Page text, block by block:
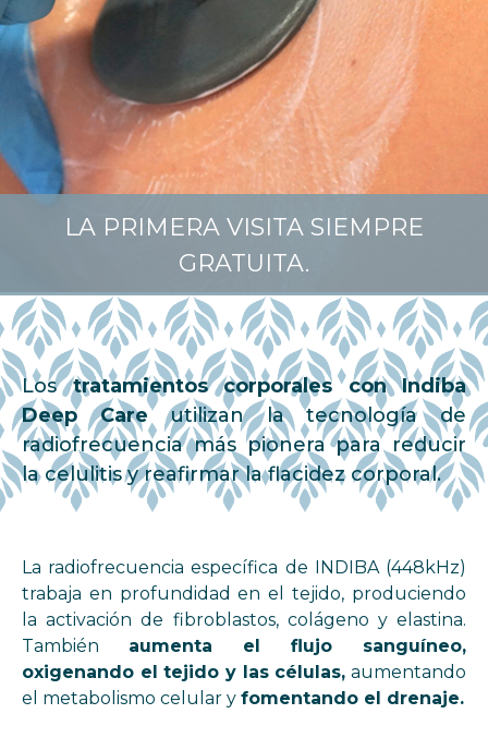
LA PRIMERA VISITA SIEMPRE
GRATUITA.
Lostratamientos corporales con Indiba
Deep Careutilizan la tecnología de
radiofrecuencia más pionera para reducir
la celulitis y reafirmar la flacidez corporal.
La radiofrecuencia específica de INDIBA (448kHz)
trabaja en profundidad en el tejido, produciendo
la activación de fibroblastos, colágeno y elastina.
También aumenta el flujo sanguíneo,
oxigenando el tejido y las células, aumentando
el metabolismo celular y fomentando el drenaje.